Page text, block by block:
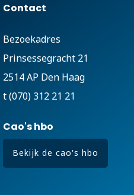
Contact
Bezoekadres
Prinsessegracht 21
2514 AP Den Haag
t (070) 312 21 21
Cao's hbo
Bekijk de cao's hbo